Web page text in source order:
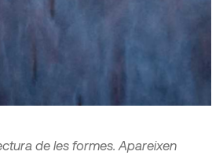
de les formes. Apareixen